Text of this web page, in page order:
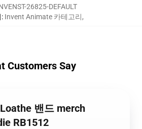
26825-DEFAULT
: Invent Animate 카테고리,
Customers Say
밴드 merch
RB1512